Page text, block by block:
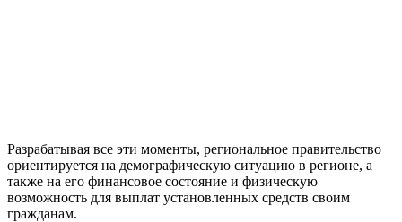
Разрабатывая все эти моменты, региональное правительство
ориентируется на демографическую ситуацию в регионе, а
также на его финансовое состояние и физическую
возможность для выплат установленных средств своим
гражданам.